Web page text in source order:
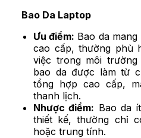
Bao Da Laptop
Ưu điểm: Bao da
cao cấp, thường phù
việc trong môi trường
bao da được làm từ
tổng hợp cao cấp,
thanh lịch.
Nhược điểm: Bao da
thiết kế, thường chỉ
hoặc trung tính.